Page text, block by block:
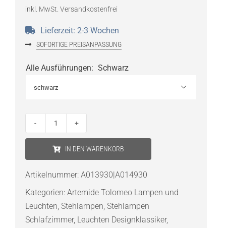
inkl. MwSt. Versandkostenfrei
Lieferzeit: 2-3 Wochen
SOFORTIGE PREISANPASSUNG
Alle Ausführungen: Schwarz

Stehleuchte
IN DEN WARENKORB
Artikelnummer: A013930|A014930
Kategorien: Artemide Tolomeo Lampen und
Leuchten, Stehlampen, Stehlampen
Schlafzimmer, Leuchten Designklassiker,